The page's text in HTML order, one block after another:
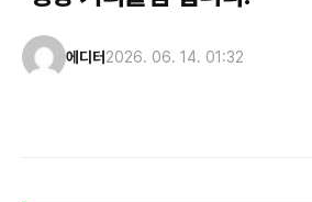
에디터2026. 06. 14. 01:32